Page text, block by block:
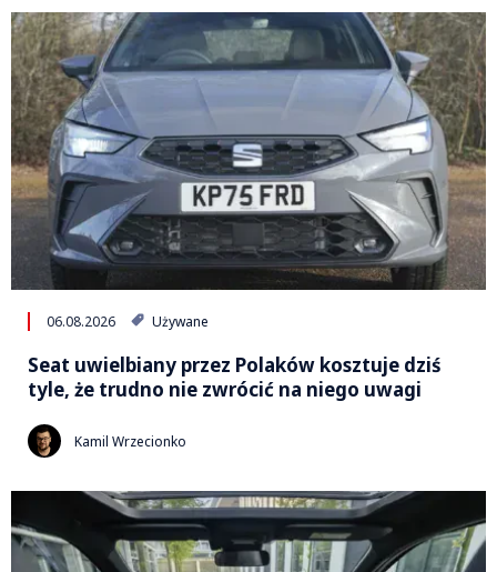
06.08.2026 Używane
Seat uwielbiany przez Polaków kosztuje dziś
tyle, że trudno nie zwrócić na niego uwagi
Kamil Wrzecionko